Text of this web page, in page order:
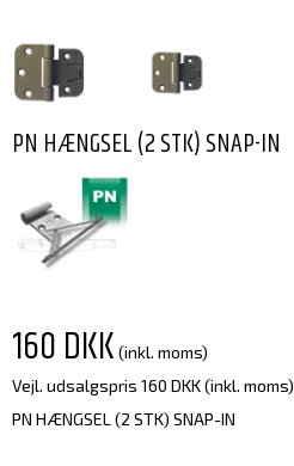
PN HÆNGSEL (2 STK) SNAP-IN
160 DKK (inkl. moms)
Vejl. udsalgspris 160 DKK(inkl. moms)
PN HÆNGSEL (2 STK) SNAP-IN